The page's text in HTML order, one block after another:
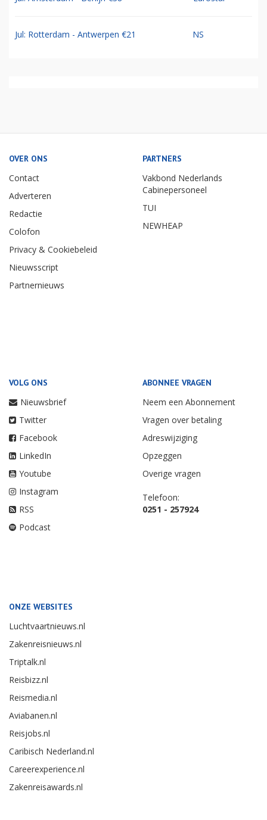
Jul: Rotterdam - Antwerpen €21 NS
OVER ONS
Contact
Adverteren
Redactie
Colofon
Privacy & Cookiebeleid
Nieuwsscript
Partnernieuws
PARTNERS
Vakbond Nederlands
Cabinepersoneel
TUI
NEWHEAP
VOLG ONS
Nieuwsbrief
Twitter
Facebook
LinkedIn
Youtube
Instagram
RSS
Podcast
ABONNEE VRAGEN
Neem een Abonnement
Vragen over betaling
Adreswijziging
Opzeggen
Overige vragen
Telefoon:
0251 - 257924
ONZE WEBSITES
Luchtvaartnieuws.nl
Zakenreisnieuws.nl
Triptalk.nl
Reisbizz.nl
Reismedia.nl
Aviabanen.nl
Reisjobs.nl
Caribisch Nederland.nl
Careerexperience.nl
Zakenreisawards.nl